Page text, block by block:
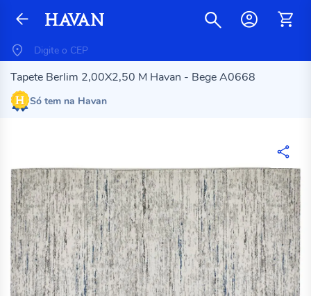
Tapete Berlim 2,00X2,50 M Havan - Bege A0668
Só tem na Havan